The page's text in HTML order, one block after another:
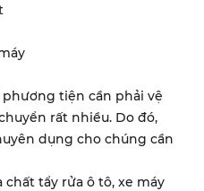
tiện cần phải vệ
rất nhiều. Do đó,
dụng cho chúng cần
tẩy rửa ô tô, xe máy